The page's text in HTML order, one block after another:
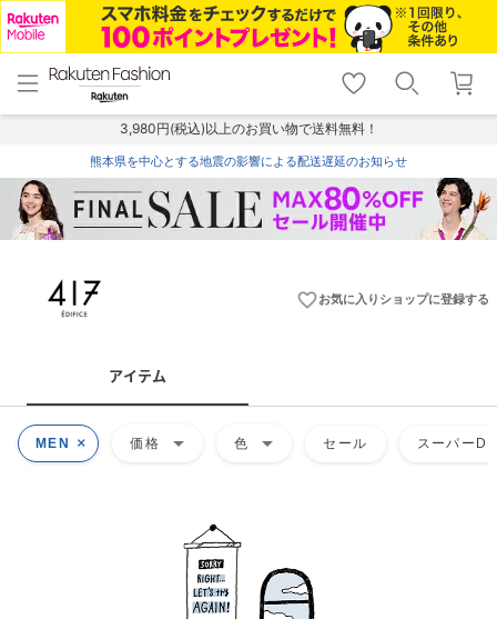
menu home
トップ
shopping_cart lock_outline
ログイン
3,980円(税込)以上のお買い物で送料無料！
熊本県を中心とする地震の影響による配送遅延のお知らせ
favorite_borderお気に入りショップに登録する
アイテム
MEN 価格 arrow_drop_down 色 arrow_drop_down セール スーパー